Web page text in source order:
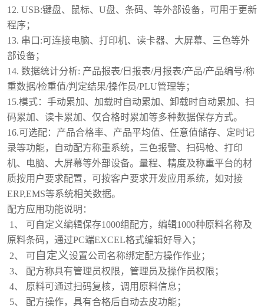
12. USB:键盘、鼠标、U盘、条码、等外部设备，可用于更新
程序；
13. 串口:可连接电脑、打印机、读卡器、大屏幕、三色等外
部设备；
14. 数据统计分析: 产品报表/日报表/月报表/产品/产品编号/称
重数据/检重值/判定结果/操作员/PLU管理等；
15.模式：手动累加、加载时自动累加、卸载时自动累加、扫
码累加、读卡累加、仅合格时累加等多种数据保存方式。
16.可选配：产品合格率、产品平均值、任意值储存、定时记
录等功能，自动配方称重系统，
三色报警、扫码枪、打印
机、电脑、大屏幕等外部设备。量程、精度及称重平台的材
质按用户要求配置，可按客户要求开发应用系统，如对接
ERP,EMS等系统相关数据。
配方应用功能说明：
1、 可自定义编辑保存1000组配方，编辑1000种原料名称及
原料条码，通过PC端EXCEL格式编辑好导入；
2、 可自定义设置公司名称绑定配方操作作业；
3、 配方称具有管理员权限，管理员及操作员权限；
4、 原料可通过扫码复核，调用原料信息；
5、 配方操作，具有合格后自动去皮功能；